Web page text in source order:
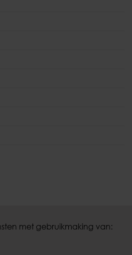
met gebruikmaking van: